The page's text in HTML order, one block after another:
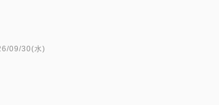
ご堪能ください。
09/30(水)